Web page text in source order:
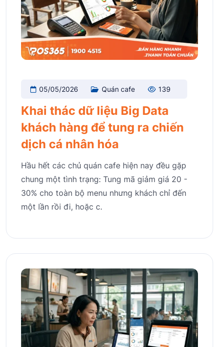
05/05/2026 Quán cafe 139
Khai thác dữ liệu Big Data
khách hàng để tung ra chiến
dịch cá nhân hóa
Hầu hết các chủ quán cafe hiện nay đều gặp
chung một tình trạng: Tung mã giảm giá 20 -
30% cho toàn bộ menu nhưng khách chỉ đến
một lần rồi đi, hoặc c.